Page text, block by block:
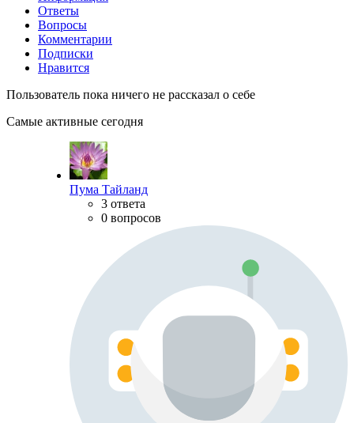
Ответы
Вопросы
Комментарии
Подписки
Нравится
Пользователь пока ничего не рассказал о себе
Самые активные сегодня
Пума Тайланд
3 ответа
0 вопросов